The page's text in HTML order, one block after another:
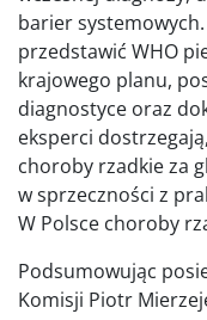
barier
przedstawić WHO
krajowego planu,
diagnostyce oraz
eksperci
choroby rzadkie za
w sprzeczności z
W Polsce choroby
Podsumowując
Komisji Piotr